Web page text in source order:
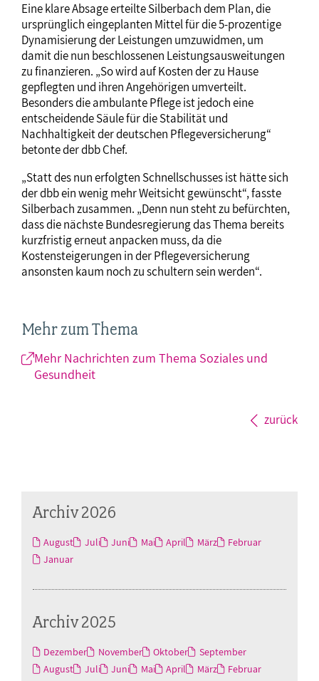
Eine klare Absage erteilte Silberbach dem Plan, die
ursprünglich eingeplanten Mittel für die 5-prozentige
Dynamisierung der Leistungen umzuwidmen, um
damit die nun beschlossenen Leistungsausweitungen
zu finanzieren. „So wird auf Kosten der zu Hause
gepflegten und ihren Angehörigen umverteilt.
Besonders die ambulante Pflege ist jedoch eine
entscheidende Säule für die Stabilität und
Nachhaltigkeit der deutschen Pflegeversicherung“
betonte der dbb Chef.
„Statt des nun erfolgten Schnellschusses ist hätte sich
der dbb ein wenig mehr Weitsicht gewünscht“, fasste
Silberbach zusammen. „Denn nun steht zu befürchten,
dass die nächste Bundesregierung das Thema bereits
kurzfristig erneut anpacken muss, da die
Kostensteigerungen in der Pflegeversicherung
ansonsten kaum noch zu schultern sein werden“.
Mehr zum Thema
Mehr Nachrichten zum Thema Soziales und
Gesundheit
zurück
Archiv 2026
August Juli Juni Mai April März
Februar
Januar
Archiv 2025
Dezember November Oktober
September
August
Juli Juni Mai April März
Februar